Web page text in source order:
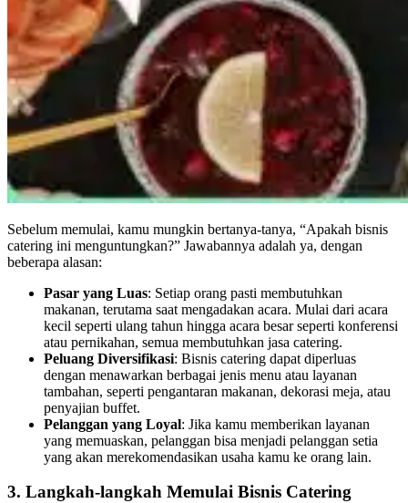
Sebelum memulai, kamu mungkin bertanya-tanya, “Apakah bisnis
catering ini menguntungkan?” Jawabannya adalah ya, dengan
beberapa alasan:
Pasar yang Luas: Setiap orang pasti membutuhkan
makanan, terutama saat mengadakan acara. Mulai dari acara
kecil seperti ulang tahun hingga acara besar seperti konferensi
atau pernikahan, semua membutuhkan jasa catering.
Peluang Diversifikasi: Bisnis catering dapat diperluas
dengan menawarkan berbagai jenis menu atau layanan
tambahan, seperti pengantaran makanan, dekorasi meja, atau
penyajian buffet.
Pelanggan yang Loyal: Jika kamu memberikan layanan
yang memuaskan, pelanggan bisa menjadi pelanggan setia
yang akan merekomendasikan usaha kamu ke orang lain.
3. Langkah-langkah Memulai Bisnis Catering